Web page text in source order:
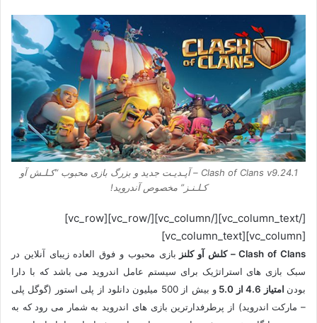
Clash of Clans v9.24.1 – آپـدیـت جدید و بزرگ بازی محبوب “کـلـش آو
کـلـنـز” مخصوص آندروید!
[/vc_column_text][/vc_column][/vc_row][vc_row]
[vc_column][vc_column_text]
Clash of Clans – کلش آو کلنز
بازی محبوب و فوق العاده زیبای آنلاین در
سبک بازی های استراتژیک برای سیستم عامل اندروید می باشد که با دارا
بودن امتیاز 4.6 از 5.0
و بیش از 500 میلیون دانلود از پلی استور (گوگل پلی
– مارکت اندروید) از پرطرفدارترین بازی های اندروید به شمار می رود که به